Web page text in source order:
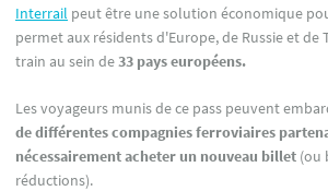
Interrail peut être une solution économique
permet aux résidents d'Europe, de Russie et de
train au sein de33 pays européens.
Les voyageurs munis de ce pass peuvent
de différentes compagnies ferroviaires
nécessairement acheter un nouveau billet (ou
réductions).